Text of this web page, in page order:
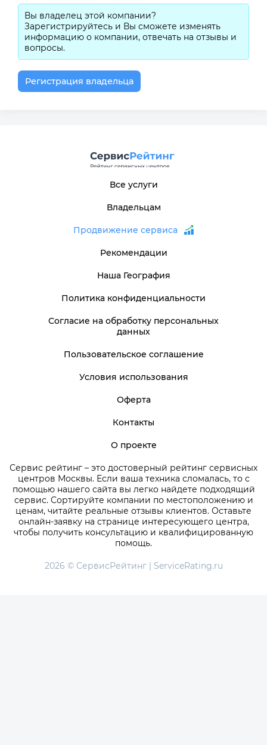
Вы владелец этой компании?
Зарегистрируйтесь и Вы сможете изменять
информацию о компании, отвечать на отзывы и
вопросы.
Регистрация владельца
Сервис рейтинг – это достоверный рейтинг сервисных
центров Москвы. Если ваша техника сломалась, то с
помощью нашего сайта вы легко найдете подходящий
сервис. Сортируйте компании по местоположению и
ценам, читайте реальные отзывы клиентов. Оставьте
онлайн-заявку на странице интересующего центра,
чтобы получить консультацию и квалифицированную
помощь.
2026 © СервисРейтинг | ServiceRating.ru
Все услуги
Владельцам
Продвижение сервиса
Рекомендации
Наша География
Политика конфиденциальности
Согласие на обработку персональных
данных
Пользовательское соглашение
Условия использования
Оферта
Контакты
О проекте